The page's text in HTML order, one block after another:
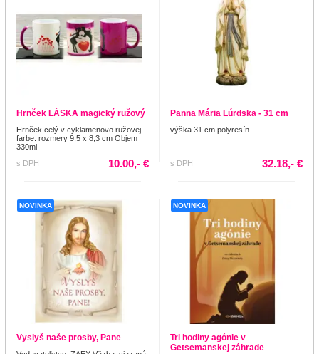
Hrnček LÁSKA magický ružový
Hrnček celý v cyklamenovo ružovej
farbe. rozmery 9,5 x 8,3 cm Objem
330ml
s DPH
10.00,- €
Panna Mária Lúrdska - 31 cm
výška 31 cm polyresín
s DPH 32.18,- €
NOVINKA
Vyslyš naše prosby, Pane
NOVINKA
Tri hodiny agónie v
Getsemanskej záhrade